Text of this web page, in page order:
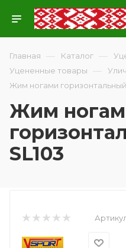
Главная — Каталог —
Уцененные товары —
Жим ногами горизонтальный
Жим
SL103